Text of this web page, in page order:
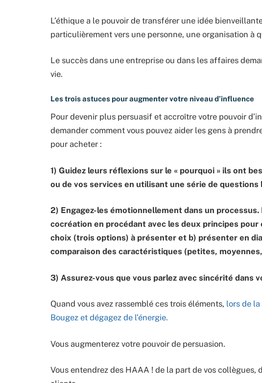
L’éthique a le pouvoir de transférer une idée
particulièrement vers une personne, une organisation à
Le succès dans une entreprise ou dans les affaires
vie.
Les trois astuces pour augmenter votre niveau d’influence
Pour devenir plus persuasif et accroître votre pouvoir
demander comment vous pouvez aider les gens à
pour acheter :
1) Guidez leurs réflexions sur le « pourquoi » ils ont
ou de vos services en utilisant une série de questions
2) Engagez-les émotionnellement dans un processus.
cocréation en procédant avec les deux principes pour
choix (trois options) à présenter et b) présenter en
comparaison des caractéristiques (petites,
3) Assurez-vous que vous parlez avec sincérité dans
Quand vous avez rassemblé ces trois éléments, lors de
Bougez et dégagez de l’énergie.
Vous augmenterez votre pouvoir de persuasion.
Vous entendrez des HAAA ! de la part de vos collègues,